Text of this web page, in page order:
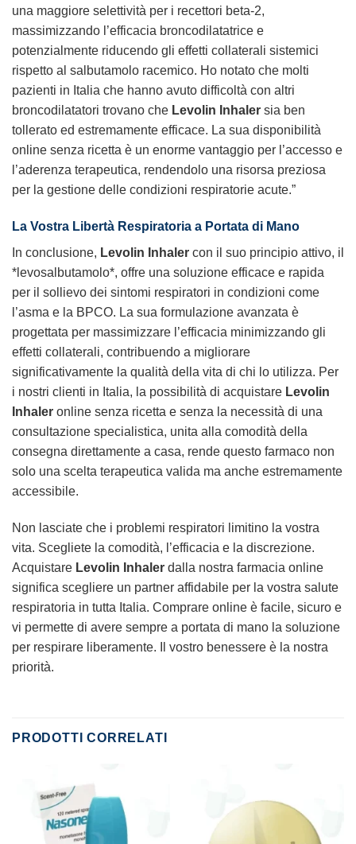
una maggiore selettività per i recettori beta-2,
massimizzando l’efficacia broncodilatatrice e
potenzialmente riducendo gli effetti collaterali sistemici
rispetto al salbutamolo racemico. Ho notato che molti
pazienti in Italia che hanno avuto difficoltà con altri
broncodilatatori trovano che Levolin Inhaler sia ben
tollerato ed estremamente efficace. La sua disponibilità
online senza ricetta è un enorme vantaggio per l’accesso e
l’aderenza terapeutica, rendendolo una risorsa preziosa
per la gestione delle condizioni respiratorie acute.”
La Vostra Libertà Respiratoria a Portata di Mano
In conclusione, Levolin Inhaler con il suo principio attivo, il
*levosalbutamolo*, offre una soluzione efficace e rapida
per il sollievo dei sintomi respiratori in condizioni come
l’asma e la BPCO. La sua formulazione avanzata è
progettata per massimizzare l’efficacia minimizzando gli
effetti collaterali, contribuendo a migliorare
significativamente la qualità della vita di chi lo utilizza. Per
i nostri clienti in Italia, la possibilità di acquistare Levolin
Inhaler online senza ricetta e senza la necessità di una
consultazione specialistica, unita alla comodità della
consegna direttamente a casa, rende questo farmaco non
solo una scelta terapeutica valida ma anche estremamente
accessibile.
Non lasciate che i problemi respiratori limitino la vostra
vita. Scegliete la comodità, l’efficacia e la discrezione.
Acquistare Levolin Inhaler dalla nostra farmacia online
significa scegliere un partner affidabile per la vostra salute
respiratoria in tutta Italia. Comprare online è facile, sicuro e
vi permette di avere sempre a portata di mano la soluzione
per respirare liberamente. Il vostro benessere è la nostra
priorità.
PRODOTTI CORRELATI